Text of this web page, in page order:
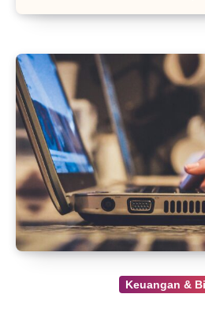
Keuangan &